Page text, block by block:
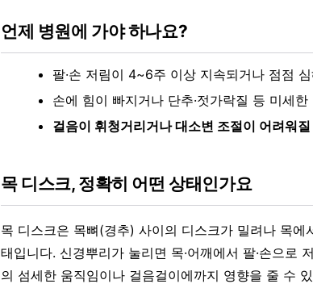
언제 병원에 가야 하나요?
팔·손 저림이 4~6주 이상 지속되거나 점점
손에 힘이 빠지거나 단추·젓가락질 등 미세
걸음이 휘청거리거나 대소변 조절이 어려워
목 디스크, 정확히 어떤 상태인가요
목 디스크은 목뼈(경추) 사이의 디스크가 밀려나 목
태입니다. 신경뿌리가 눌리면 목·어깨에서 팔·손으로
의 섬세한 움직임이나 걸음걸이에까지 영향을 줄 수